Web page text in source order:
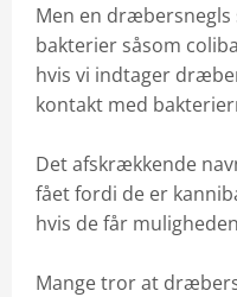
Men en dræbersnegls
bakterier såsom
hvis vi indtager
kontakt med
Det afskrækkende
fået fordi de er
hvis de får
Mange tror at